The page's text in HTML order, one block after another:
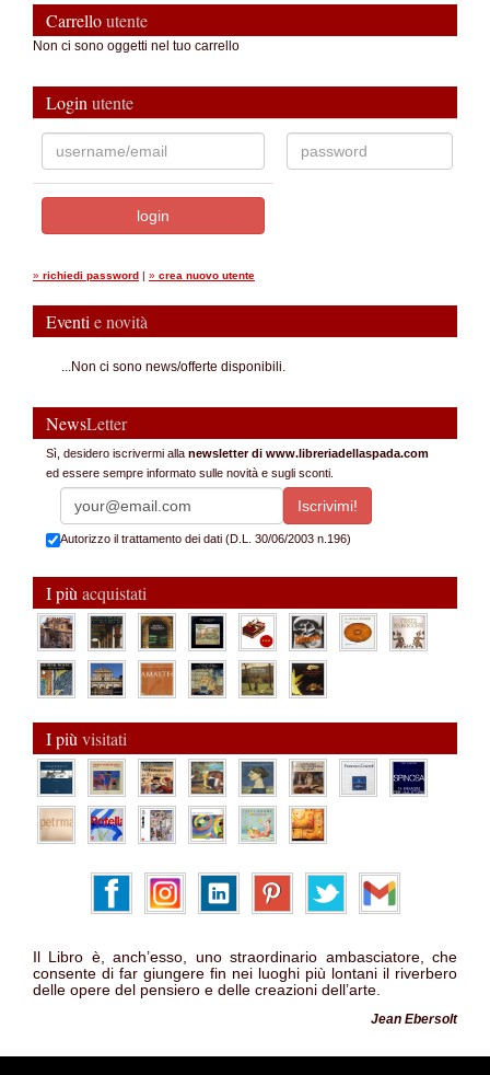
Carrelloutente
Non ci sono oggetti nel tuo carrello
Login utente
» richiedi password | » crea nuovo utente
Eventi e novità
...Non ci sono news/offerte disponibili.
NewsLetter
Sì, desidero iscrivermi alla newsletter di www.libreriadellaspada.com
ed essere sempre informato sulle novità e sugli sconti.
Autorizzo il trattamento dei dati (D.L. 30/06/2003 n.196)
I più acquistati
I più visitati
Il Libro è, anch’esso, uno straordinario ambasciatore, che
consente di far giungere fin nei luoghi più lontani il riverbero
delle opere del pensiero e delle creazioni dell’arte.
Jean Ebersolt